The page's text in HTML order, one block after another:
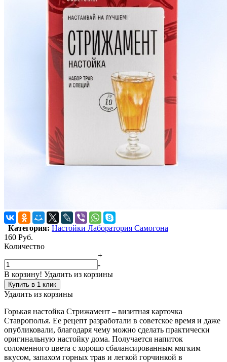
Категория: Настойки Лаборатория Самогона
160 Руб.
Количество
+
-
В корзину! Удалить из корзины
Купить в 1 клик
Удалить из корзины
Горькая настойка Стрижамент – визитная карточка
Ставрополья. Ее рецепт разработали в советское время и даже
опубликовали, благодаря чему можно сделать практически
оригинальную настойку дома. Получается напиток
соломенного цвета с хорошо сбалансированным мягким
вкусом, запахом горных трав и легкой горчинкой в